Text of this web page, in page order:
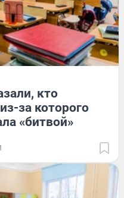
кто
за которого
«битвой»